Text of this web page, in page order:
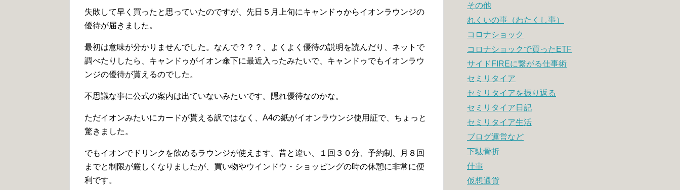
失敗して早く買ったと思っていたのですが、先日５月上旬にキャンドゥからイオンラウンジの
優待が届きました。
最初は意味が分かりませんでした。なんで？？？、よくよく優待の説明を読んだり、ネットで
調べたりしたら、キャンドゥがイオン傘下に最近入ったみたいで、キャンドゥでもイオンラウ
ンジの優待が貰えるのでした。
不思議な事に公式の案内は出ていないみたいです。隠れ優待なのかな。
ただイオンみたいにカードが貰える訳ではなく、A4の紙がイオンラウンジ使用証で、ちょっと
驚きました。
でもイオンでドリンクを飲めるラウンジが使えます。昔と違い、１回３０分、予約制、月８回
までと制限が厳しくなりましたが、買い物やウインドウ・ショッピングの時の休憩に非常に便
利です。
その他
れくいの事（わたくし事）
コロナショック
コロナショックで買ったETF
サイドFIREに繋がる仕事術
セミリタイア
セミリタイアを振り返る
セミリタイア日記
セミリタイア生活
ブログ運営など
下駄骨折
仕事
仮想通貨